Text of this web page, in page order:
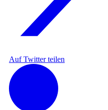
Auf Twitter teilen